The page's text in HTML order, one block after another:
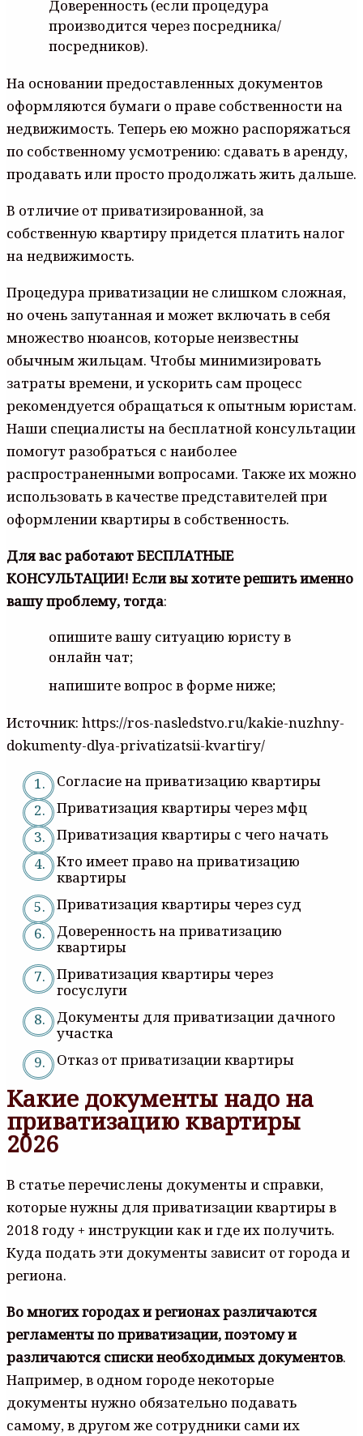
Доверенность (если процедура
производится через посредника/
посредников).
На основании предоставленных документов
оформляются бумаги о праве собственности на
недвижимость. Теперь ею можно распоряжаться
по собственному усмотрению: сдавать в аренду,
продавать или просто продолжать жить дальше.
В отличие от приватизированной, за
собственную квартиру придется платить налог
на недвижимость.
Процедура приватизации не слишком сложная,
но очень запутанная и может включать в себя
множество нюансов, которые неизвестны
обычным жильцам. Чтобы минимизировать
затраты времени, и ускорить сам процесс
рекомендуется обращаться к опытным юристам.
Наши специалисты на бесплатной консультации
помогут разобраться с наиболее
распространенными вопросами. Также их можно
использовать в качестве представителей при
оформлении квартиры в собственность.
Для вас работают БЕСПЛАТНЫЕ
КОНСУЛЬТАЦИИ! Если вы хотите решить именно
вашу проблему, тогда:
опишите вашу ситуацию юристу в
онлайн чат;
напишите вопрос в форме ниже;
Источник: https://ros-nasledstvo.ru/kakie-nuzhny-
dokumenty-dlya-privatizatsii-kvartiry/
Согласие на приватизацию квартиры
Приватизация квартиры через мфц
Приватизация квартиры с чего начать
Кто имеет право на приватизацию
квартиры
Приватизация квартиры через суд
Доверенность на приватизацию
квартиры
Приватизация квартиры через
госуслуги
Документы для приватизации дачного
участка
Отказ от приватизации квартиры
Какие документы надо на
приватизацию квартиры
2026
В статье перечислены документы и справки,
которые нужны для приватизации квартиры в
2018 году + инструкции как и где их получить.
Куда подать эти документы зависит от города и
региона.
Во многих городах и регионах различаются
регламенты по приватизации, поэтому и
различаются списки необходимых документов.
Например, в одном городе некоторые
документы нужно обязательно подавать
самому, в другом же сотрудники сами их